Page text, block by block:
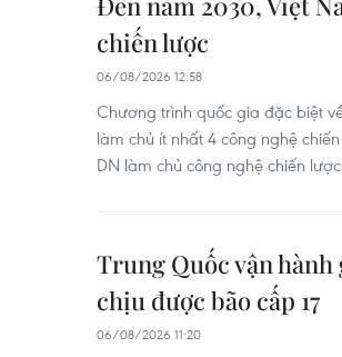
chiến lược
06/08/2026 12:58
Chương trình quốc gia đặc biệt
làm chủ ít nhất 4 công nghệ
DN làm chủ công nghệ chiến
Trung Quốc vận
chịu được bão cấp 17
06/08/2026 11:20